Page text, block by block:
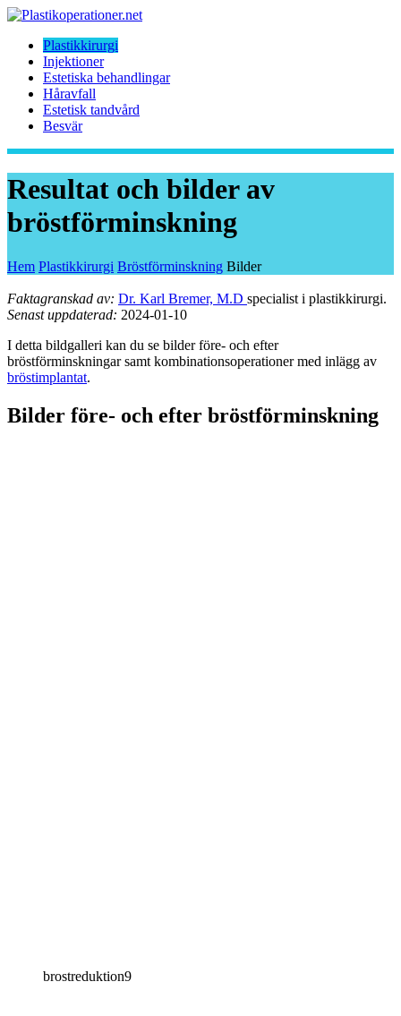
Plastikkirurgi
Injektioner
Estetiska behandlingar
Håravfall
Estetisk tandvård
Besvär
Resultat och bilder av
bröstförminskning
Hem Plastikkirurgi Bröstförminskning Bilder
Faktagranskad av: Dr. Karl Bremer, M.D specialist i plastikkirurgi.
Senast uppdaterad: 2024-01-10
I detta bildgalleri kan du se bilder före- och efter
bröstförminskningar samt kombinationsoperationer med inlägg av
bröstimplantat.
Bilder före- och efter bröstförminskning
brostreduktion9